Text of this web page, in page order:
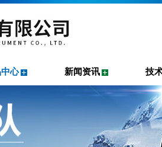
心 新闻资讯 技